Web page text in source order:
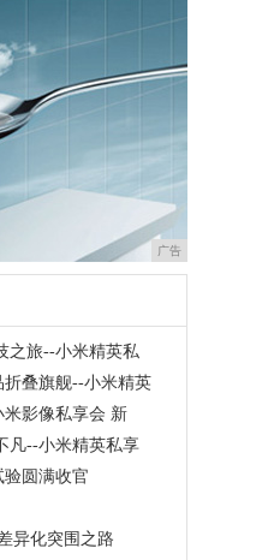
广告
之旅--小米精英私
叠旗舰--小米精英
影像私享会 新
凡--小米精英私享
验圆满收官
异化突围之路